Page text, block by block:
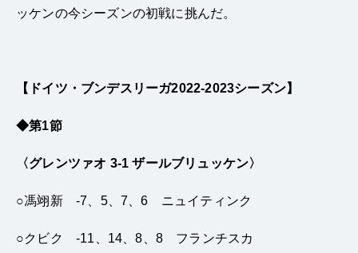
ッケンの今シーズンの初戦に挑んだ。
【ドイツ・ブンデスリーガ2022-2023シーズン】
◆第1節
〈グレンツァオ 3-1 ザールブリュッケン〉
○馮翊新 -7、5、7、6 ニュイティンク
○クビク -11、14、8、8 フランチスカ